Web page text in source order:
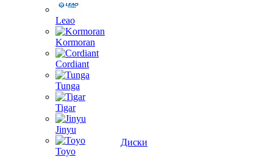
Leao
Kormoran
Cordiant
Tunga
Tigar
Jinyu
Toyo
Диски